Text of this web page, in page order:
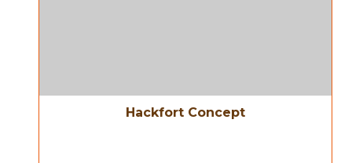
Hackfort Concept